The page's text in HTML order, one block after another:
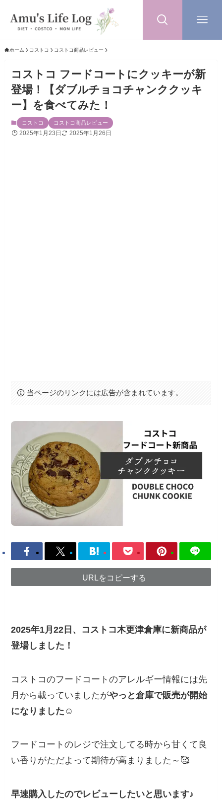
ホーム コストコ コストコ商品レビュー
コストコ フードコートにクッキーが新
登場！【ダブルチョコチャンククッキ
ー】を食べてみた！
コストコ コストコ商品レビュー
2025年1月23日 2025年1月26日
当ページのリンクには広告が含まれています。
URLをコピーする
2025年1月22日、コストコ木更津倉庫に新商品が
登場しました！
コストコのフードコートのアレルギー情報には先
月から載っていましたがやっと倉庫で販売が開始
になりました☺
フードコートのレジで注文してる時から甘くて良
い香りがただよって期待が高まりました～🥰
早速購入したのでレビューしたいと思います♪